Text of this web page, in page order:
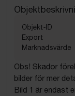
Objekt-ID
Export
Marknadsvärde
Obs! Skador
bilder för mer
Bild 1 är endast